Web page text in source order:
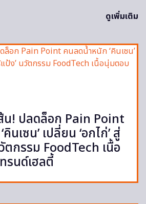
ดูเพิ่มเติม
น! ปลดล็อก Pain Point
นเซน’ เปลี่ยน ‘อกไก่’ สู่
วัตกรรม FoodTech เนื้อ
รนด์เฮลตี้